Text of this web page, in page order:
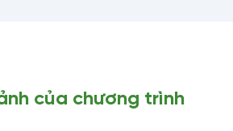
của chương trình